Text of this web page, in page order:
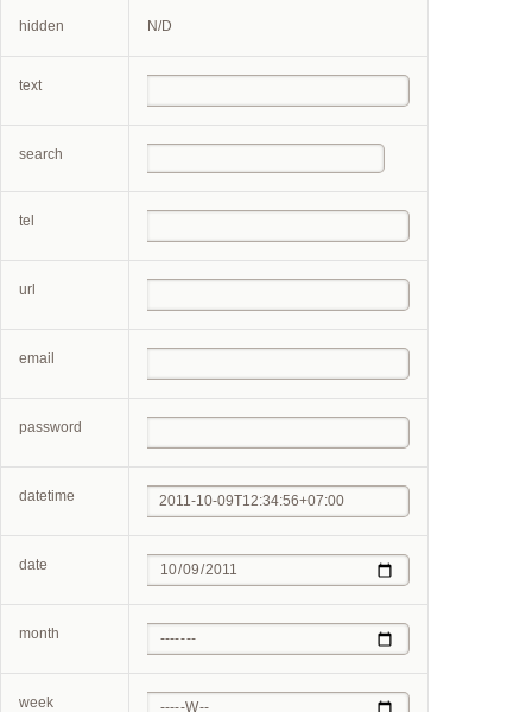
hidden N/D
text
search
tel
url
email
password
datetime
date
month
week